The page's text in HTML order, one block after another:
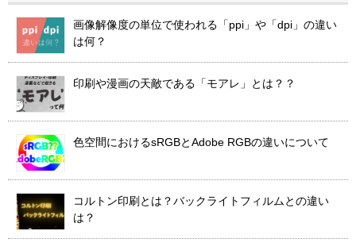
画像解像度の単位で使われる「ppi」や「dpi」の違い
は何？
印刷や漫画の天敵である「モアレ」とは？？
色空間におけるsRGBとAdobe RGBの違いについて
コルトン印刷とは？バックライトフィルムとの違い
は？